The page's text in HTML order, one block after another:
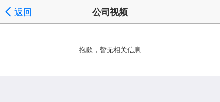
返回 公司视频
抱歉，暂无相关信息